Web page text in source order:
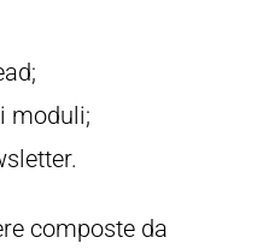
moduli;
composte da